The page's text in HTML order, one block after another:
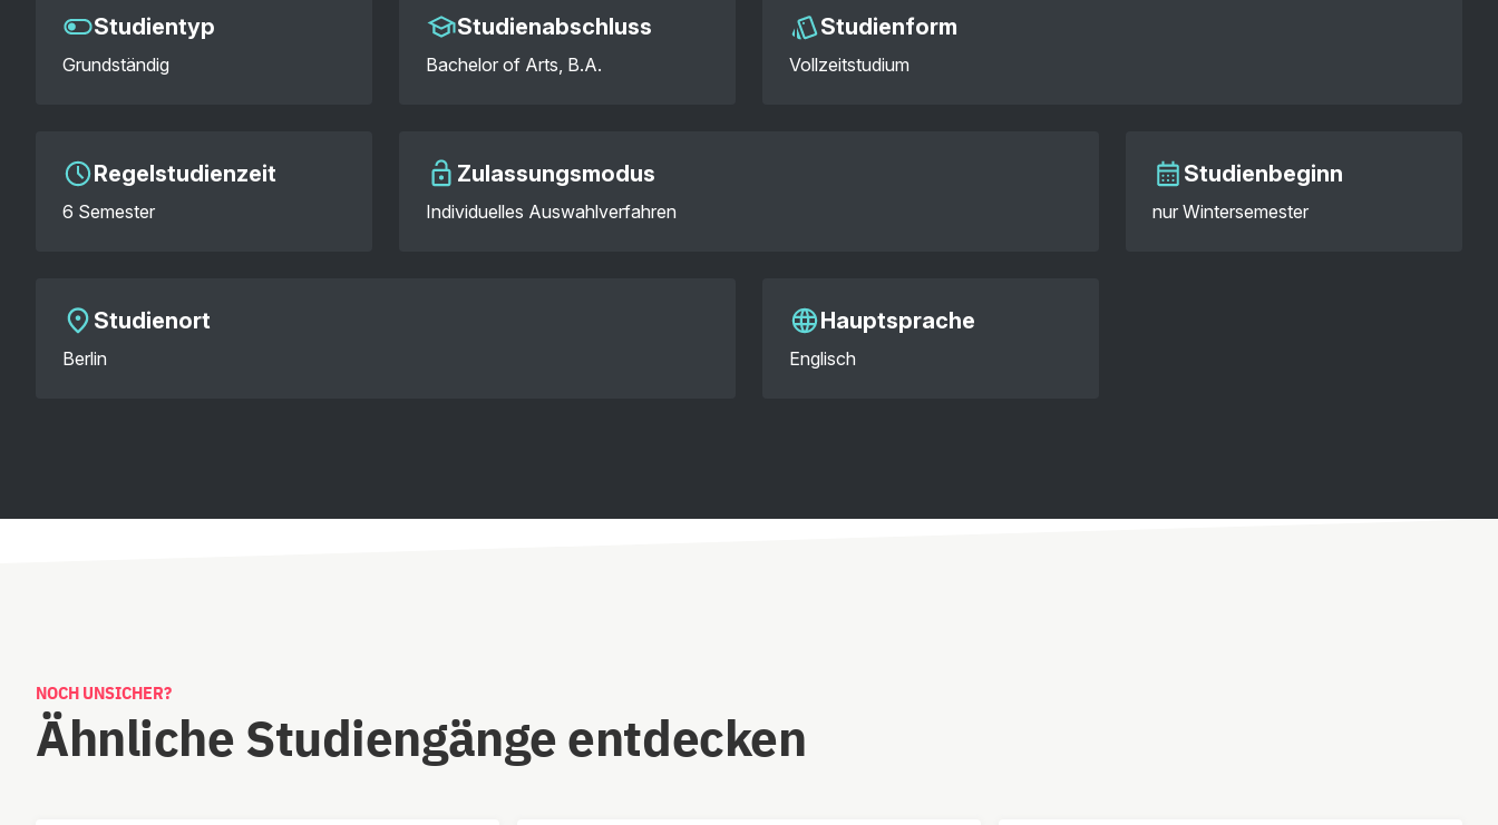
Studientyp
Grundständig
Studienabschluss
Bachelor of Arts, B.A.
Studienform
Vollzeitstudium
Regelstudienzeit
6 Semester
Zulassungsmodus
Individuelles Auswahlverfahren
Studienbeginn
nur Wintersemester
Studienort
Berlin
Hauptsprache
Englisch
NOCH UNSICHER?
Ähnliche Studiengänge entdecken